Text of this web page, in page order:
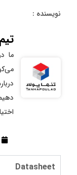
نویسنده :
ما
Datasheet